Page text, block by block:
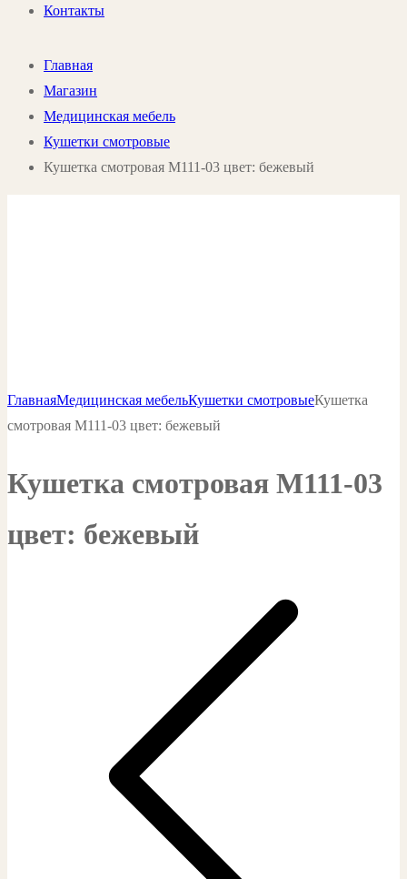
Контакты
Главная
Магазин
Медицинская мебель
Кушетки смотровые
Кушетка смотровая М111-03 цвет: бежевый
ГлавнаяМедицинская мебельКушетки смотровыеКушетка
смотровая М111-03 цвет: бежевый
Кушетка смотровая М111-03
цвет: бежевый